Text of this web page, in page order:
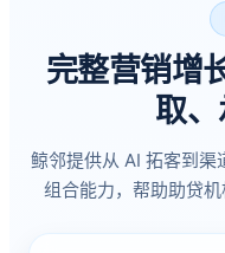
完整营销增
取
鲸邻提供从 AI 拓客到渠
组合能力，帮助助贷机